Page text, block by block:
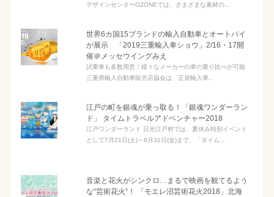
デザインセンターOZONEでは、さまざまな素材の...
世界6カ国15ブランドの輸入自動車とオートバイ
が展示 「2019三重輸入車ショウ」2/16・17開
催＠メッセウイングみえ
試乗車も多数用意！様々なメーカーの車の乗り比べが可能
三重県輸入自動車販売店協会は、正規輸入車...
江戸の町を銀魂が乗っ取る！「銀魂ワンダーラン
ド」 タイムトラベルアドベンチャー2018
江戸ワンダーランド 日光江戸村では、夏休み特別イベント
として7月21日(土)～8月31日(金)まで、「タイム...
音楽と花火がシンクロ…まるで映画を観てるよう
な“芸術花火”！ 「モエレ沼芸術花火2018」北海